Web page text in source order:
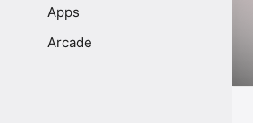
Apps
Arcade